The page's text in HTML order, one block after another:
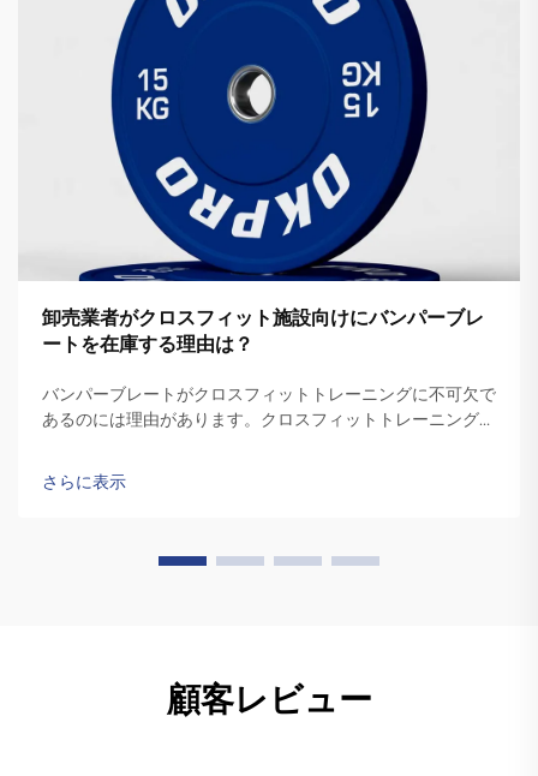
卸売業者がクロスフィット施設向けにバンパーブレ
ートを在庫する理由は？
バンパーブレートがクロスフィットトレーニングに不可欠で
あるのには理由があります。クロスフィットトレーニングで
といった素早くダイナミックな動きが必要とされます。一般
的なプレートとは異なり、高品質のバンパーブレートは繰り
さらに表示
顧客レビュー